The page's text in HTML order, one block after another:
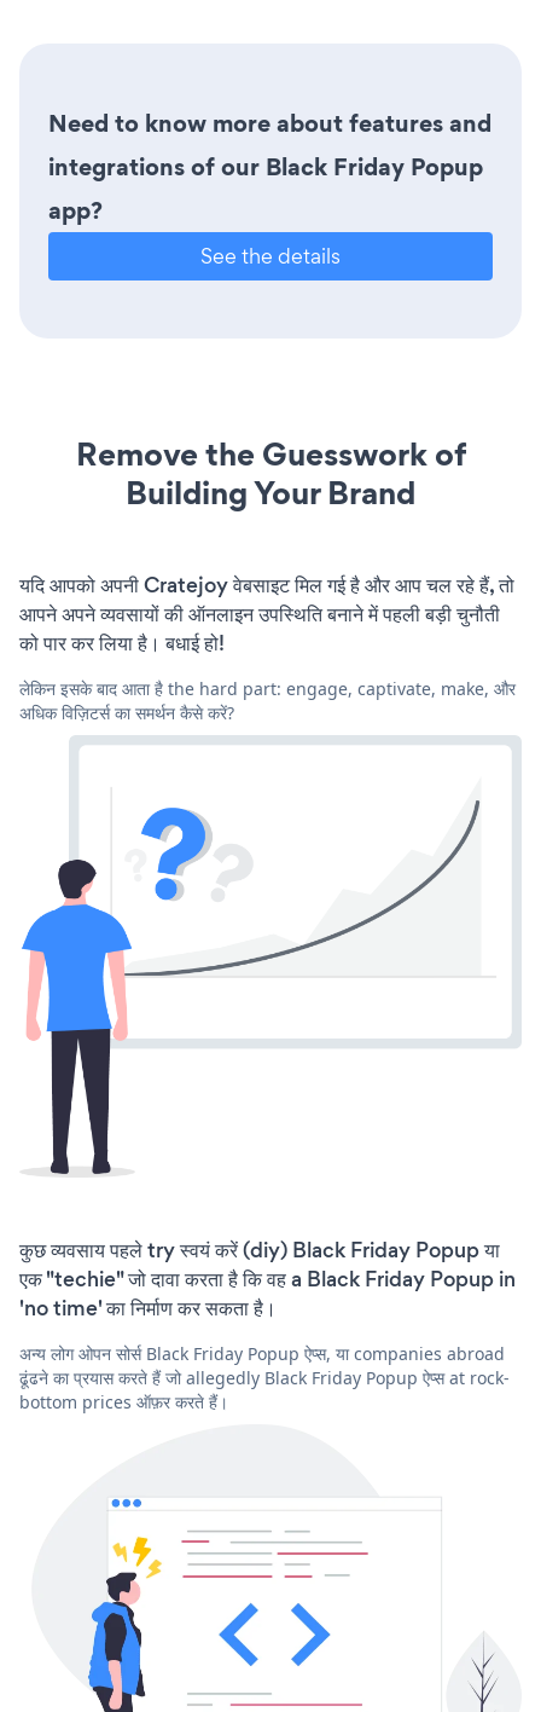
Need to know more about features and
integrations of our Black Friday Popup
app?
See the details
Remove the Guesswork of
Building Your Brand
यदि आपको अपनी Cratejoy वेबसाइट मिल गई है और आप चल रहे हैं, तो
आपने अपने व्यवसायों की ऑनलाइन उपस्थिति बनाने में पहली बड़ी चुनौती
को पार कर लिया है। बधाई हो!
लेकिन इसके बाद आता है the hard part: engage, captivate, make, और
अधिक विज़िटर्स का समर्थन कैसे करें?
कुछ व्यवसाय पहले try स्वयं करें (diy) Black Friday Popup या
एक "techie" जो दावा करता है कि वह a Black Friday Popup in
'no time' का निर्माण कर सकता है।
अन्य लोग ओपन सोर्स Black Friday Popup ऐप्स, या companies abroad
ढूंढने का प्रयास करते हैं जो allegedly Black Friday Popup ऐप्स at rock-
bottom prices ऑफ़र करते हैं।